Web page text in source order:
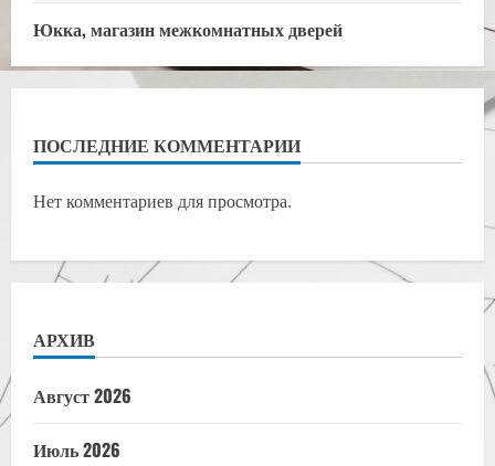
Юкка, магазин межкомнатных дверей
ПОСЛЕДНИЕ КОММЕНТАРИИ
Нет комментариев для просмотра.
АРХИВ
Август 2026
Июль 2026